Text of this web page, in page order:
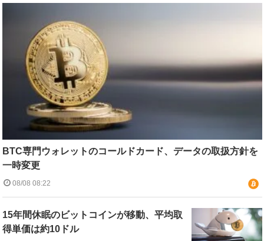
BTC専門ウォレットのコールドカード、データの取扱方針を
一時変更
08/08 08:22
15年間休眠のビットコインが移動、平均取
得単価は約10ドル